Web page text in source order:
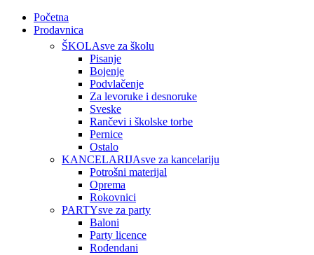
Početna
Prodavnica
ŠKOLAsve za školu
Pisanje
Bojenje
Podvlačenje
Za levoruke i desnoruke
Sveske
Rančevi i školske torbe
Pernice
Ostalo
KANCELARIJAsve za kancelariju
Potrošni materijal
Oprema
Rokovnici
PARTYsve za party
Baloni
Party licence
Rođendani